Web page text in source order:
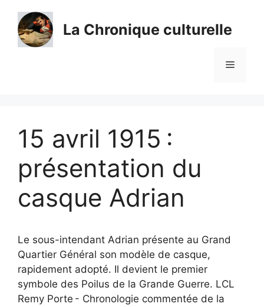
contenu
La Chronique culturelle
Menu
15 avril 1915 :
présentation du
casque Adrian
Le sous-intendant Adrian présente au Grand
Quartier Général son modèle de casque,
rapidement adopté. Il devient le premier
symbole des Poilus de la Grande Guerre. LCL
Remy Porte - Chronologie commentée de la